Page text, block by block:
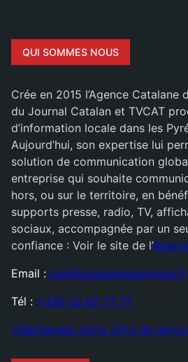
QUI SOMMES NOUS
Crée en 2015 l’Agence Catalane
du Journal Catalan et TVCAT
d’information locale dans les
Aujourd’hui, son expertise lui
solution de communication
entreprise qui souhaite
hors, ou sur le territoire, en
supports presse, radio, TV,
sociaux, accompagnée par un
confiance : Voir le site de l’
Email : mail@catalanedepresse.fr
Tél : +336 52 62 77 77
Téléchargez notre offre de